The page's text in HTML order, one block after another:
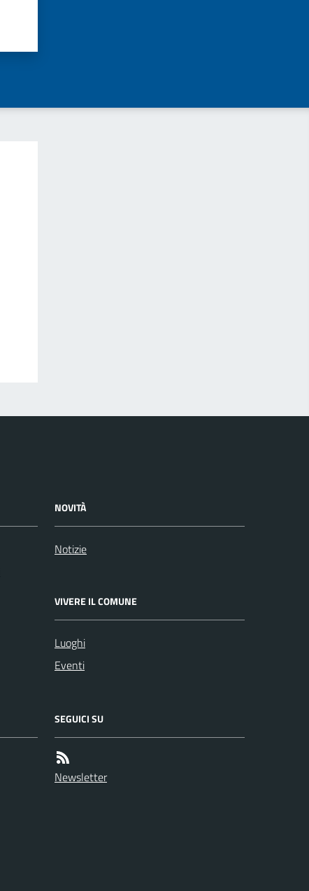
NOVITÀ
Notizie
VIVERE IL COMUNE
Luoghi
Eventi
SEGUICI SU
Newsletter